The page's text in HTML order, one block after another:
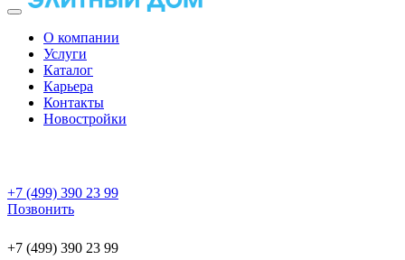
О компании
Услуги
Каталог
Карьера
Контакты
Новостройки
+7 (499) 390 23 99
Позвонить
+7 (499) 390 23 99